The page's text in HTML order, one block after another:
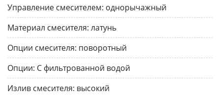
Управление смесителем: однорычажный
Материал смесителя: латунь
Опции смесителя: поворотный
Опции: С фильтрованной водой
Излив смесителя: высокий